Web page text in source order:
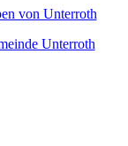
Unterroth